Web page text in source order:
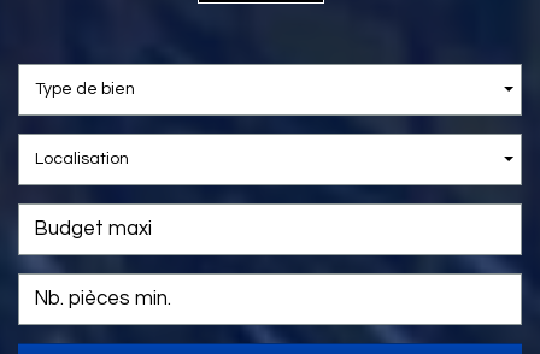
Type de bien
Localisation